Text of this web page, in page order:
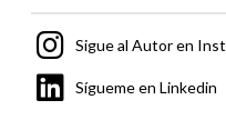
Sigue al Autor en
Sígueme en Linkedin